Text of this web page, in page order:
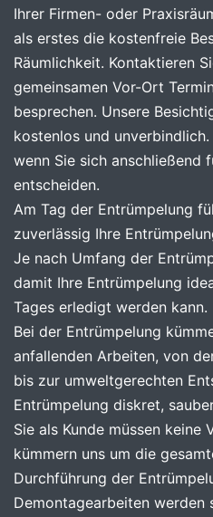
Ihrer Firmen- oder
als erstes die kostenfreie
Räumlichkeit. Kontaktieren
gemeinsamen Vor-Ort
besprechen. Unsere
kostenlos und
wenn Sie sich anschließend
entscheiden.
Am Tag der Entrümpelung
zuverlässig Ihre
Je nach Umfang der
damit Ihre Entrümpelung
Tages erledigt werden kann.
Bei der Entrümpelung
anfallenden Arbeiten, von
bis zur umweltgerechten
Entrümpelung diskret,
Sie als Kunde müssen keine
kümmern uns um die
Durchführung der
Demontagearbeiten werden